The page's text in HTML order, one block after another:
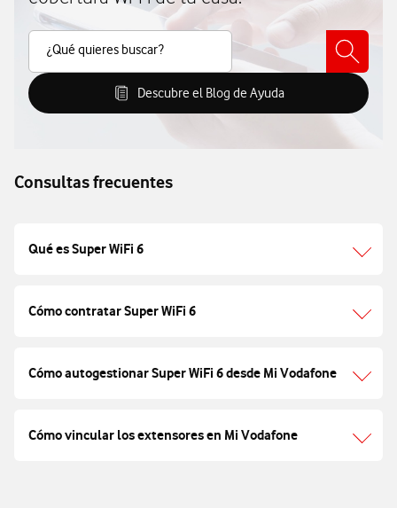
¿Qué quieres buscar?
Buscar Contenido
Descubre el Blog de Ayuda
Descubre el Blog de Ayuda
Consultas frecuentes
Qué es Super WiFi 6
Cómo contratar Super WiFi 6
Cómo autogestionar Super WiFi 6 desde Mi Vodafone
Cómo vincular los extensores en Mi Vodafone